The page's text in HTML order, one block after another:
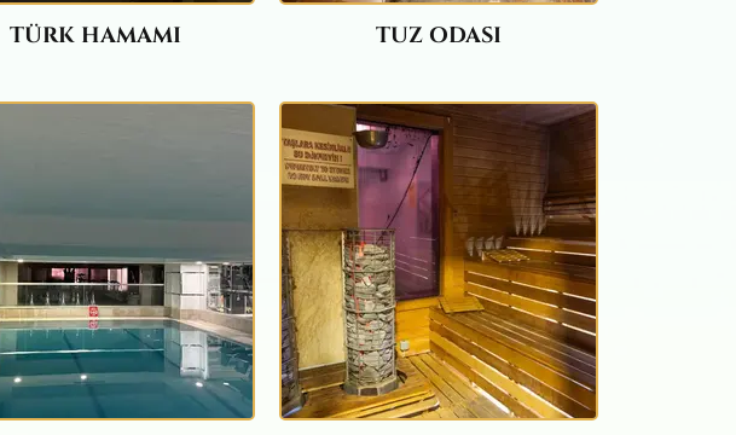
TÜRK HAMAMI TUZ ODASI